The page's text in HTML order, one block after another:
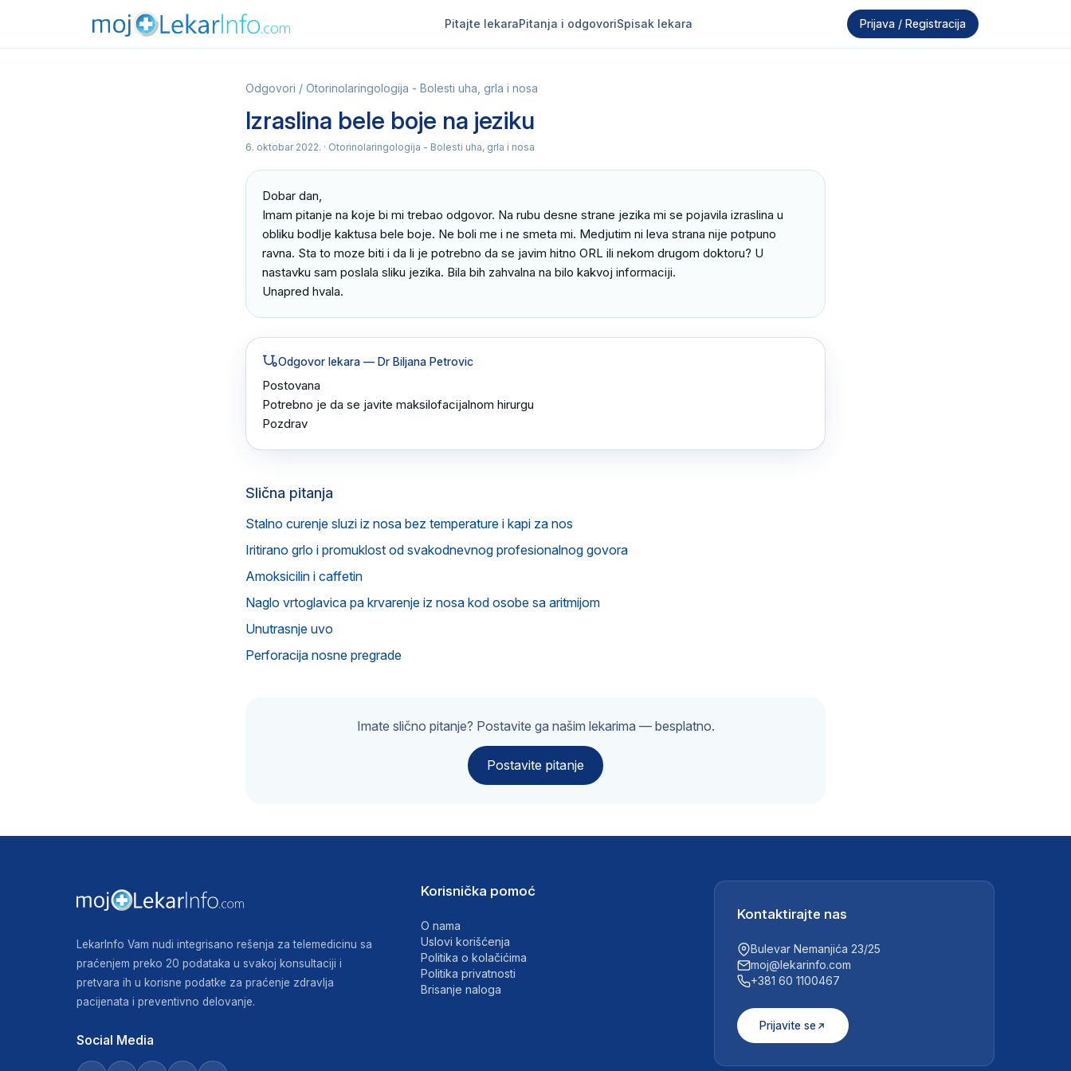
Pitajte lekaraPitanja i odgovoriSpisak lekara Prijava / Registracija
Odgovori / Otorinolaringologija - Bolesti uha, grla i nosa
Izraslina bele boje na jeziku
6. oktobar 2022. · Otorinolaringologija - Bolesti uha, grla i nosa
Dobar dan,
Imam pitanje na koje bi mi trebao odgovor. Na rubu desne strane jezika mi se pojavila izraslina u
obliku bodlje kaktusa bele boje. Ne boli me i ne smeta mi. Medjutim ni leva strana nije potpuno
ravna. Sta to moze biti i da li je potrebno da se javim hitno ORL ili nekom drugom doktoru? U
nastavku sam poslala sliku jezika. Bila bih zahvalna na bilo kakvoj informaciji.
Unapred hvala.
Odgovor lekara — Dr Biljana Petrovic
Postovana
Potrebno je da se javite maksilofacijalnom hirurgu
Pozdrav
Slična pitanja
Stalno curenje sluzi iz nosa bez temperature i kapi za nos
Iritirano grlo i promuklost od svakodnevnog profesionalnog govora
Amoksicilin i caffetin
Naglo vrtoglavica pa krvarenje iz nosa kod osobe sa aritmijom
Unutrasnje uvo
Perforacija nosne pregrade
Imate slično pitanje? Postavite ga našim lekarima — besplatno.
Postavite pitanje
LekarInfo Vam nudi integrisano rešenja za telemedicinu sa
praćenjem preko 20 podataka u svakoj konsultaciji i
pretvara ih u korisne podatke za praćenje zdravlja
pacijenata i preventivno delovanje.
Social Media
Korisnička pomoć
O nama
Uslovi korišćenja
Politika o kolačićima
Politika privatnosti
Brisanje naloga
Kontaktirajte nas
Bulevar Nemanjića 23/25
moj@lekarinfo.com
+381 60 1100467
Prijavite se